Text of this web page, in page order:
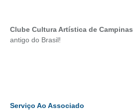
Clube Cultura Artística de Campinas
antigo do Brasil!
Serviço Ao Associado